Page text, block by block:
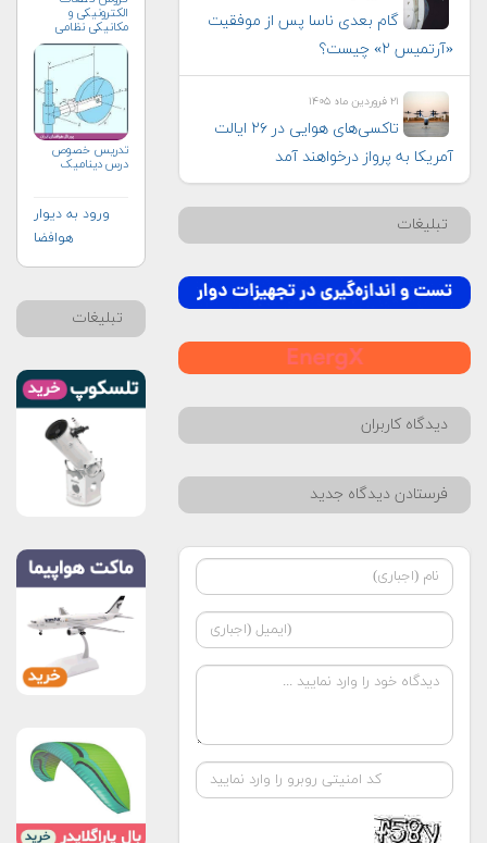
گام بعدی ناسا پس از موفقیت
«آرتمیس ۲» چیست؟
۲۱ فروردین ماه ۱۴۰۵
تاکسی‌های هوایی در ۲۶ ایالت
آمریکا به پرواز درخواهند آمد
تبلیغات
دیدگاه کاربران
فرستادن دیدگاه جدید
الکترونیکی و
مکانیکی نظامی
تدریس خصوص
درس دینامیک
ورود به دیوار
هوافضا
تبلیغات